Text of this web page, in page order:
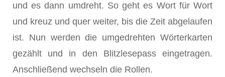
und es dann umdreht. So geht es Wort für Wort
und kreuz und quer weiter, bis die Zeit abgelaufen
ist. Nun werden die umgedrehten Wörterkarten
gezählt und in den Blitzlesepass eingetragen.
Anschließend wechseln die Rollen.